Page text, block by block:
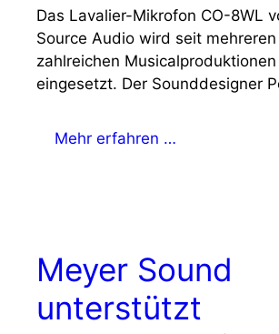
Das Lavalier-Mikrofon CO-8WL
Source Audio wird seit
zahlreichen Musicalproduktionen
eingesetzt. Der Sounddesigner
Mehr erfahren …
Meyer Sound
unterstützt